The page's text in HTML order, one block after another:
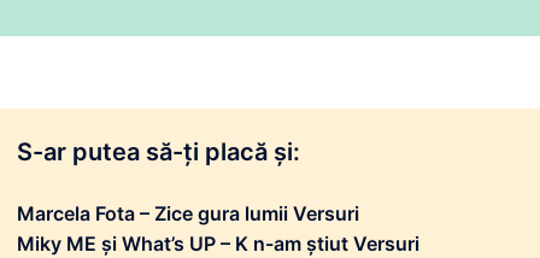
S-ar putea să-ți placă și:
Marcela Fota – Zice gura lumii Versuri
Miky ME și What’s UP – K n-am știut Versuri